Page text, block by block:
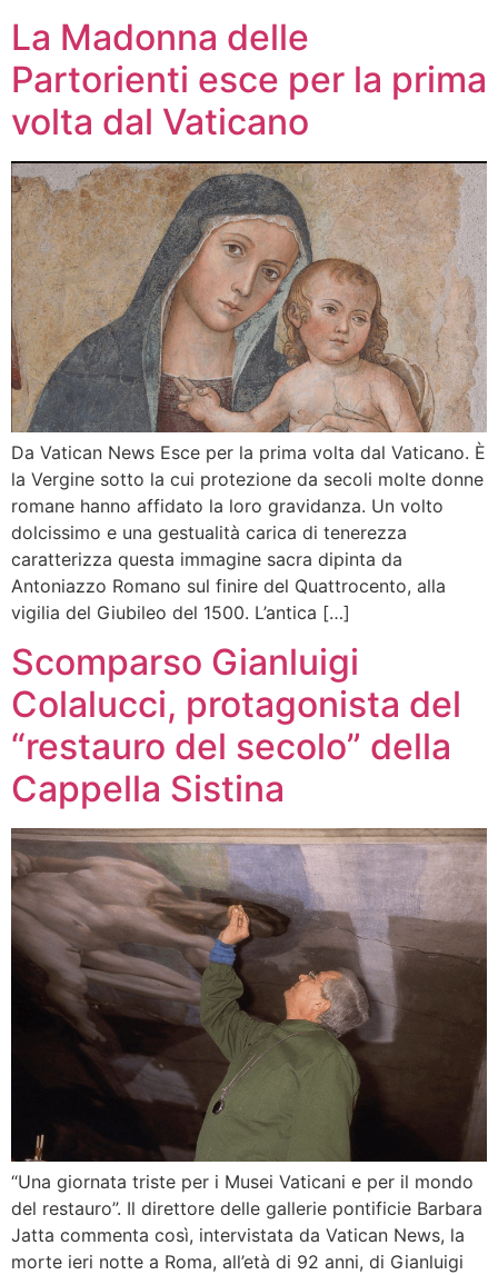
La Madonna delle
Partorienti esce per la prima
volta dal Vaticano
Da Vatican News Esce per la prima volta dal Vaticano. È
la Vergine sotto la cui protezione da secoli molte donne
romane hanno affidato la loro gravidanza. Un volto
dolcissimo e una gestualità carica di tenerezza
caratterizza questa immagine sacra dipinta da
Antoniazzo Romano sul finire del Quattrocento, alla
vigilia del Giubileo del 1500. L’antica […]
Scomparso Gianluigi
Colalucci, protagonista del
“restauro del secolo” della
Cappella Sistina
“Una giornata triste per i Musei Vaticani e per il mondo
del restauro”. Il direttore delle gallerie pontificie Barbara
Jatta commenta così, intervistata da Vatican News, la
morte ieri notte a Roma, all’età di 92 anni, di Gianluigi